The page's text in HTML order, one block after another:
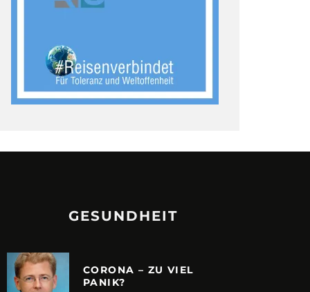
GESUNDHEIT
CORONA – ZU VIEL
PANIK?